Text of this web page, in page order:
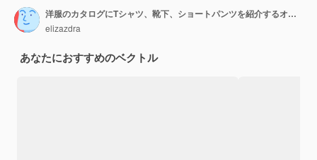
洋服のカタログにTシャツ、靴下、ショートパンツを紹介するオンラインショップのあるノートパソコン。青い
elizazdra
あなたにおすすめのベクトル